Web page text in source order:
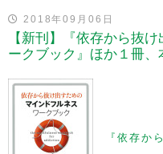
2018年09月06日
【新刊】『依存から抜
ークブック』ほか１冊、
『依存か